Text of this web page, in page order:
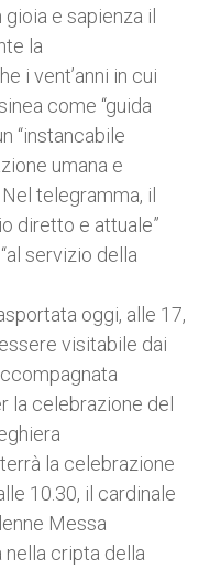
e sapienza il
la
i vent’anni in cui
come “guida
“instancabile
umana e
telegramma, il
diretto e attuale”
servizio della
oggi, alle 17,
visitabile dai
la celebrazione del
la celebrazione
10.30, il cardinale
Messa
nella cripta della